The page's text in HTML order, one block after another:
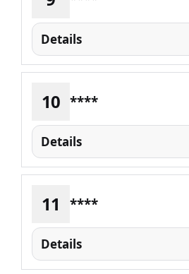
Details
10 ****
Details
11 ****
Details